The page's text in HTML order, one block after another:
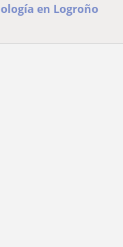
en Logroño